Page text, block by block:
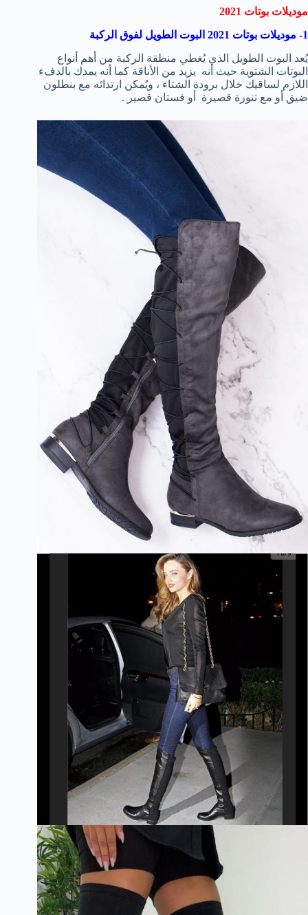
موديلات بوتات 2021
1- موديلات بوتات 2021 البوت الطويل لفوق الركبة
يُعد البوت الطويل الذي يُغطي منطقة الركبة من أهم أنواع
البوتات الشتوية حيث أنه يزيد من الأناقة كما أنه يمدك بالدفء
اللازم لساقيك خلال برودة الشتاء ، ويُمكن ارتدائه مع بنطلون
ضيق أو مع تنورة قصيرة أو فستان قصير .